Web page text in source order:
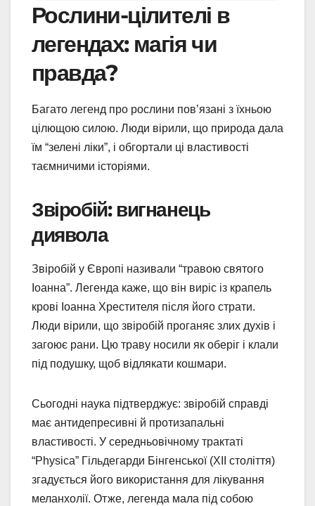
Рослини-цілителі в
легендах: магія чи
правда?
Багато легенд про рослини пов’язані з їхньою
цілющою силою. Люди вірили, що природа дала
їм “зелені ліки”, і обгортали ці властивості
таємничими історіями.
Звіробій: вигнанець
диявола
Звіробій у Європі називали “травою святого
Іоанна”. Легенда каже, що він виріс із крапель
крові Іоанна Хрестителя після його страти.
Люди вірили, що звіробій проганяє злих духів і
загоює рани. Цю траву носили як оберіг і клали
під подушку, щоб відлякати кошмари.
Сьогодні наука підтверджує: звіробій справді
має антидепресивні й протизапальні
властивості. У середньовічному трактаті
“Physica” Гільдегарди Бінгенської (XII століття)
згадується його використання для лікування
меланхолії. Отже, легенда мала під собою